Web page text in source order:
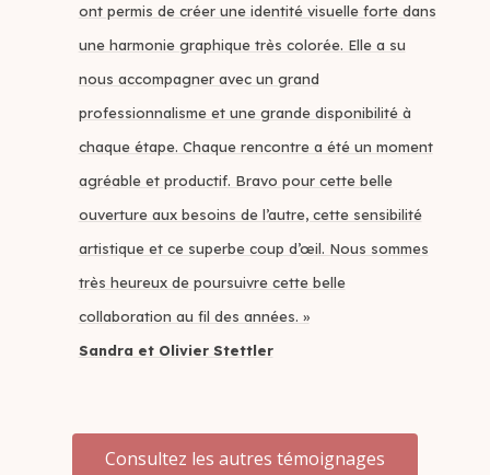
ont permis de créer une identité visuelle forte dans
une harmonie graphique très colorée. Elle a su
nous accompagner avec un grand
professionnalisme et une grande disponibilité à
chaque étape. Chaque rencontre a été un moment
agréable et productif. Bravo pour cette belle
ouverture aux besoins de l’autre, cette sensibilité
artistique et ce superbe coup d’œil. Nous sommes
très heureux de poursuivre cette belle
collaboration au fil des années. »
Sandra et Olivier Stettler
Consultez les autres témoignages